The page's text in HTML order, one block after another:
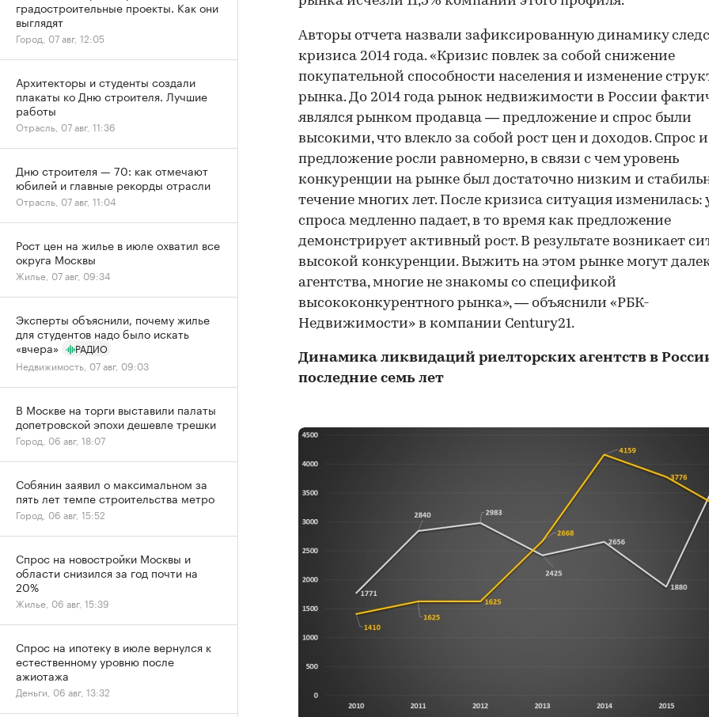
00:00 / 00:00
Авторы отчета назвали зафиксированную динамику
кризиса 2014 года. «Кризис повлек за собой снижение
покупательной способности населения и изменение
рынка. До 2014 года рынок недвижимости в России
являлся рынком продавца — предложение и спрос были
высокими, что влекло за собой рост цен и доходов. Спрос и
предложение росли равномерно, в связи с чем уровень
конкуренции на рынке был достаточно низким и
течение многих лет. После кризиса ситуация изменилась:
спроса медленно падает, в то время как предложение
демонстрирует активный рост. В результате возникает
высокой конкуренции. Выжить на этом рынке могут
агентства, многие не знакомы со спецификой
высококонкурентного рынка», — объяснили «РБК-
Недвижимости» в компании Century21.
Динамика ликвидаций риелторских агентств в
последние семь лет
градостроительные проекты. Как они
выглядят
Город, 07 авг, 12:05
Архитекторы и студенты создали
плакаты ко Дню строителя. Лучшие
работы
Отрасль, 07 авг, 11:36
Дню строителя — 70: как отмечают
юбилей и главные рекорды отрасли
Отрасль, 07 авг, 11:04
Рост цен на жилье в июле охватил все
округа Москвы
Жилье, 07 авг, 09:34
Эксперты объяснили, почему жилье
для студентов надо было искать
«вчера»
РАДИО
Недвижимость, 07 авг, 09:03
В Москве на торги выставили палаты
допетровской эпохи дешевле трешки
Город, 06 авг, 18:07
Собянин заявил о максимальном за
пять лет темпе строительства метро
Город, 06 авг, 15:52
Спрос на новостройки Москвы и
области снизился за год почти на
20%
Жилье, 06 авг, 15:39
Спрос на ипотеку в июле вернулся к
естественному уровню после
ажиотажа
Деньги, 06 авг, 13:32